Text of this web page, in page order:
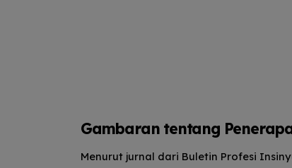
Gambaran tentang
Menurut jurnal dari Buletin Profesi